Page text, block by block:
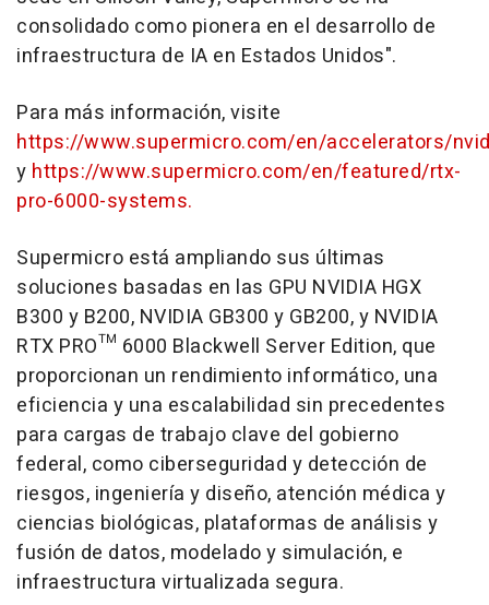
consolidado como pionera en el desarrollo de
infraestructura de IA en Estados Unidos".
Para más información, visite
https://www.supermicro.com/en/accelerators/
y https://www.supermicro.com/en/featured/rtx-
pro-6000-systems.
Supermicro está ampliando sus últimas
soluciones basadas en las GPU NVIDIA HGX
B300 y B200, NVIDIA GB300 y GB200, y NVIDIA
RTX PRO™ 6000 Blackwell Server Edition, que
proporcionan un rendimiento informático, una
eficiencia y una escalabilidad sin precedentes
para cargas de trabajo clave del gobierno
federal, como ciberseguridad y detección de
riesgos, ingeniería y diseño, atención médica y
ciencias biológicas, plataformas de análisis y
fusión de datos, modelado y simulación, e
infraestructura virtualizada segura.